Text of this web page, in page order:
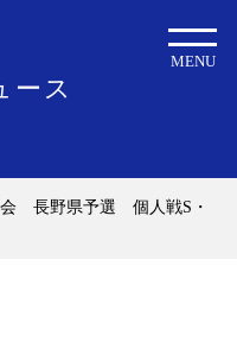
ース
MENU
長野県予選 個人戦S・